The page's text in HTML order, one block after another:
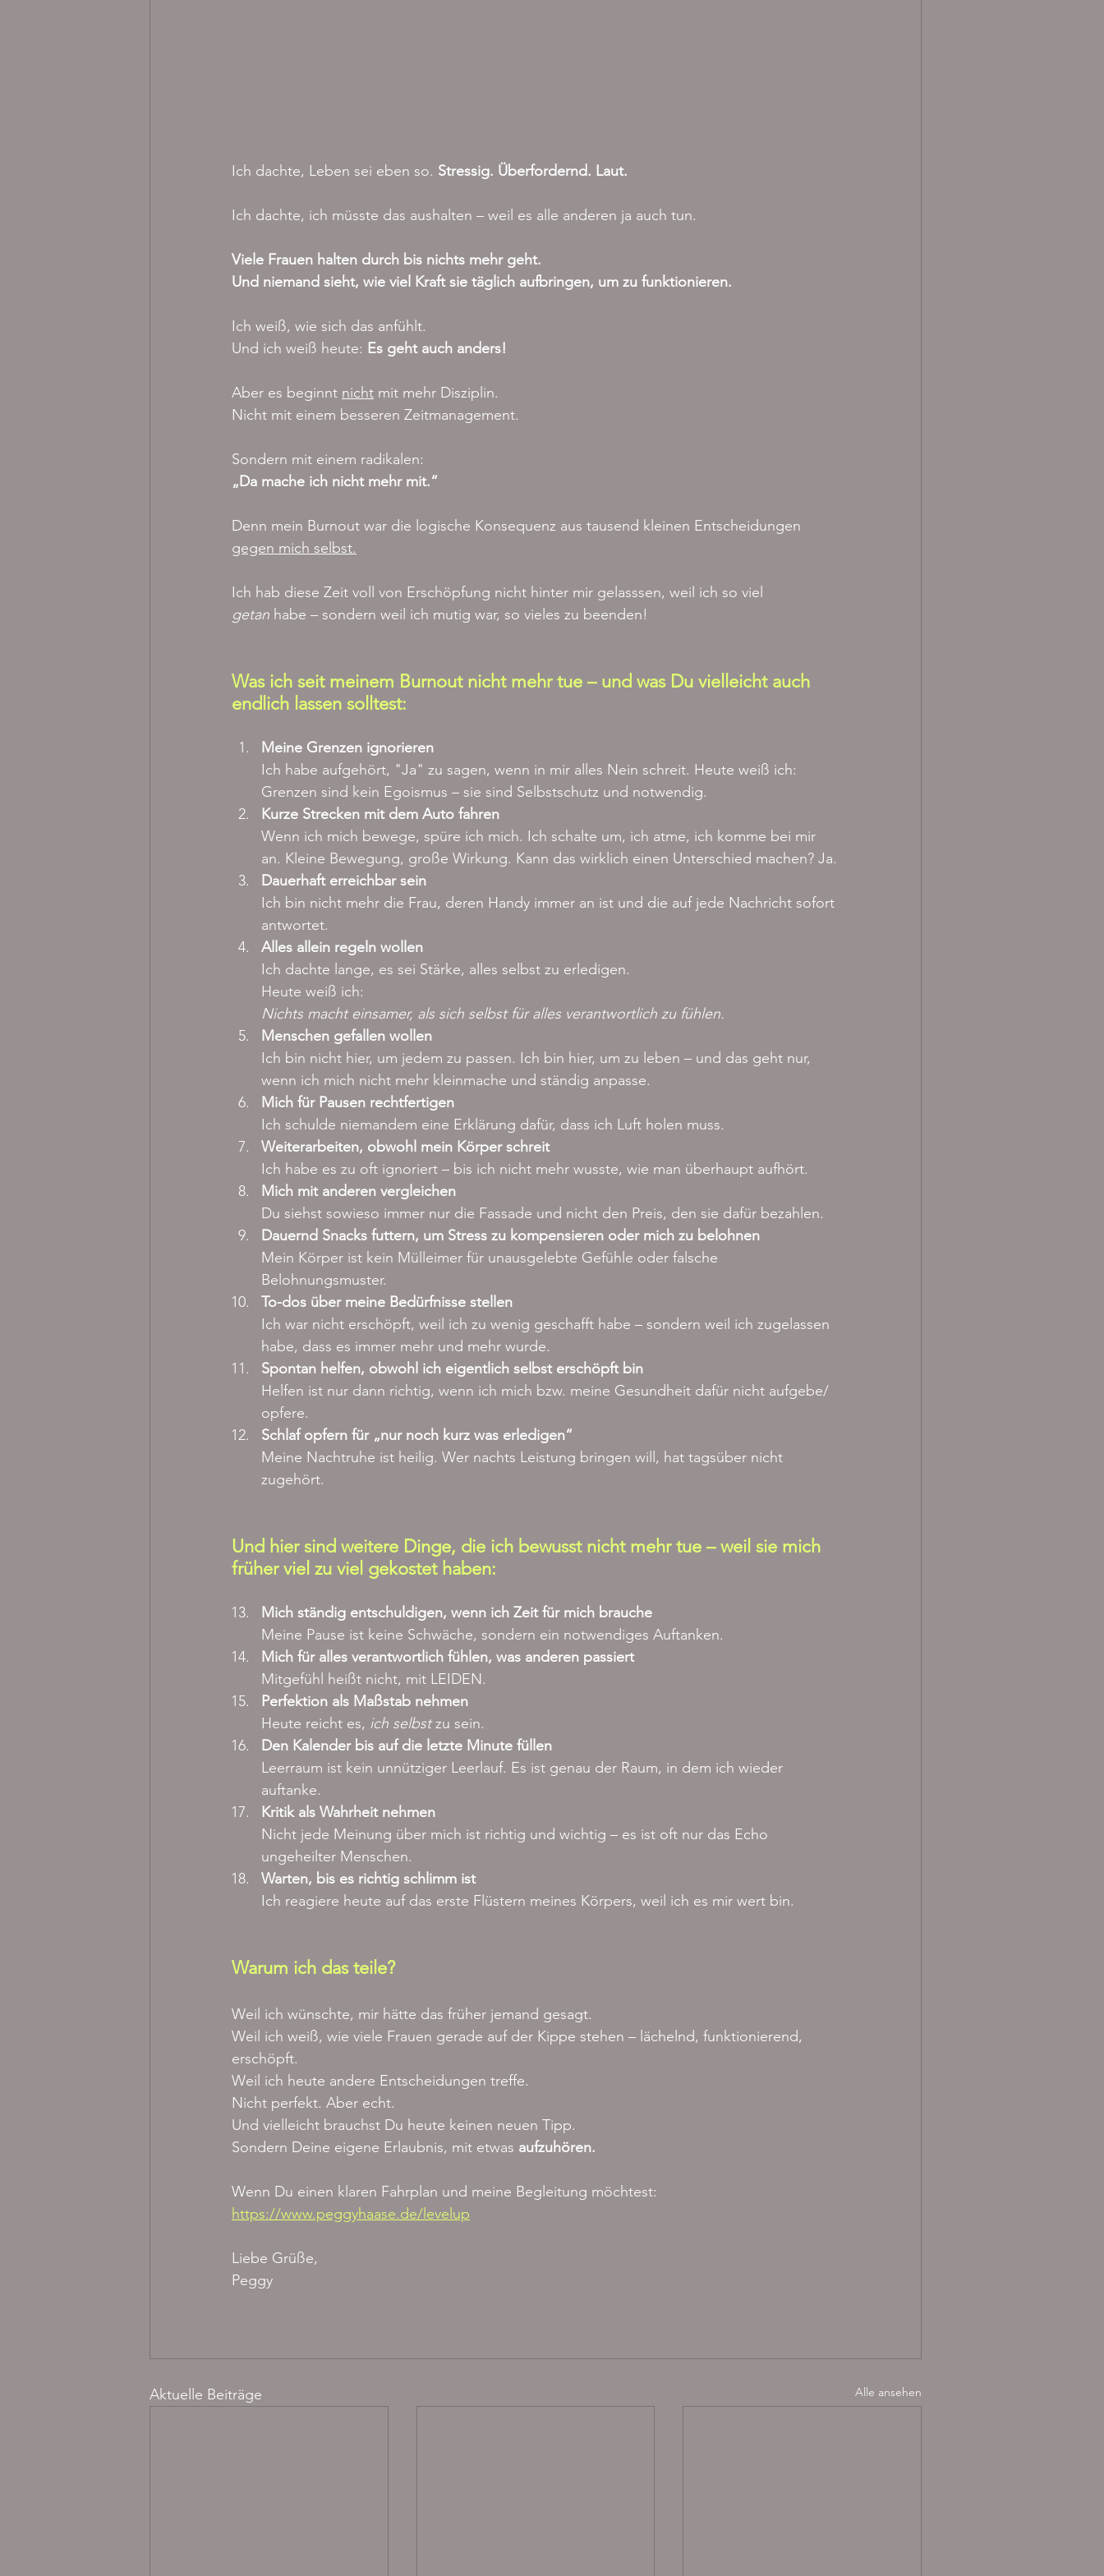
Ich dachte, Leben sei eben so. Stressig. Überfordernd. Laut.
Ich dachte, ich müsste das aushalten – weil es alle anderen ja auch tun.
Viele Frauen halten durch bis nichts mehr geht.
Und niemand sieht, wie viel Kraft sie täglich aufbringen, um zu funktionieren.
Ich weiß, wie sich das anfühlt.
Und ich weiß heute: Es geht auch anders!
Aber es beginnt nicht mit mehr Disziplin.
Nicht mit einem besseren Zeitmanagement.
Sondern mit einem radikalen:
„Da mache ich nicht mehr mit.“
Denn mein Burnout war die logische Konsequenz aus tausend kleinen Entscheidungen
gegen mich selbst.
Ich hab diese Zeit voll von Erschöpfung nicht hinter mir gelasssen, weil ich so viel
getan habe – sondern weil ich mutig war, so vieles zu beenden!
Was ich seit meinem Burnout nicht mehr tue – und was Du vielleicht auch
endlich lassen solltest:
Meine Grenzen ignorieren
Ich habe aufgehört, "Ja" zu sagen, wenn in mir alles Nein schreit. Heute weiß ich:
Grenzen sind kein Egoismus – sie sind Selbstschutz und notwendig.
Kurze Strecken mit dem Auto fahren
Wenn ich mich bewege, spüre ich mich. Ich schalte um, ich atme, ich komme bei mir
an. Kleine Bewegung, große Wirkung. Kann das wirklich einen Unterschied machen? Ja.
Dauerhaft erreichbar sein
Ich bin nicht mehr die Frau, deren Handy immer an ist und die auf jede Nachricht sofort
antwortet.
Alles allein regeln wollen
Ich dachte lange, es sei Stärke, alles selbst zu erledigen.
Heute weiß ich:
Nichts macht einsamer, als sich selbst für alles verantwortlich zu fühlen.
Menschen gefallen wollen
Ich bin nicht hier, um jedem zu passen. Ich bin hier, um zu leben – und das geht nur,
wenn ich mich nicht mehr kleinmache und ständig anpasse.
Mich für Pausen rechtfertigen
Ich schulde niemandem eine Erklärung dafür, dass ich Luft holen muss.
Weiterarbeiten, obwohl mein Körper schreit
Ich habe es zu oft ignoriert – bis ich nicht mehr wusste, wie man überhaupt aufhört.
Mich mit anderen vergleichen
Du siehst sowieso immer nur die Fassade und nicht den Preis, den sie dafür bezahlen.
Dauernd Snacks futtern, um Stress zu kompensieren oder mich zu belohnen
Mein Körper ist kein Mülleimer für unausgelebte Gefühle oder falsche
Belohnungsmuster.
To-dos über meine Bedürfnisse stellen
Ich war nicht erschöpft, weil ich zu wenig geschafft habe – sondern weil ich zugelassen
habe, dass es immer mehr und mehr wurde.
Spontan helfen, obwohl ich eigentlich selbst erschöpft bin
Helfen ist nur dann richtig, wenn ich mich bzw. meine Gesundheit dafür nicht aufgebe/
opfere.
Schlaf opfern für „nur noch kurz was erledigen“
Meine Nachtruhe ist heilig. Wer nachts Leistung bringen will, hat tagsüber nicht
zugehört.
Und hier sind weitere Dinge, die ich bewusst nicht mehr tue – weil sie mich
früher viel zu viel gekostet haben:
Mich ständig entschuldigen, wenn ich Zeit für mich brauche
Meine Pause ist keine Schwäche, sondern ein notwendiges Auftanken.
Mich für alles verantwortlich fühlen, was anderen passiert
Mitgefühl heißt nicht, mit LEIDEN.
Perfektion als Maßstab nehmen
Heute reicht es, ich selbst zu sein.
Den Kalender bis auf die letzte Minute füllen
Leerraum ist kein unnütziger Leerlauf. Es ist genau der Raum, in dem ich wieder
auftanke.
Kritik als Wahrheit nehmen
Nicht jede Meinung über mich ist richtig und wichtig – es ist oft nur das Echo
ungeheilter Menschen.
Warten, bis es richtig schlimm ist
Ich reagiere heute auf das erste Flüstern meines Körpers, weil ich es mir wert bin.
Warum ich das teile?
Weil ich wünschte, mir hätte das früher jemand gesagt.
Weil ich weiß, wie viele Frauen gerade auf der Kippe stehen – lächelnd, funktionierend,
erschöpft.
Weil ich heute andere Entscheidungen treffe.
Nicht perfekt. Aber echt.
Und vielleicht brauchst Du heute keinen neuen Tipp.
Sondern Deine eigene Erlaubnis, mit etwas aufzuhören.
Wenn Du einen klaren Fahrplan und meine Begleitung möchtest:
https://www.peggyhaase.de/levelup
Liebe Grüße,
Peggy
Aktuelle Beiträge Alle ansehen